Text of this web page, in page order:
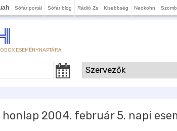
Sófár portál Sófár blog Rádió Zs Kisebbség Neokohn
ESEMÉNYNAPTÁRA
honlap 2004. február 5. napi